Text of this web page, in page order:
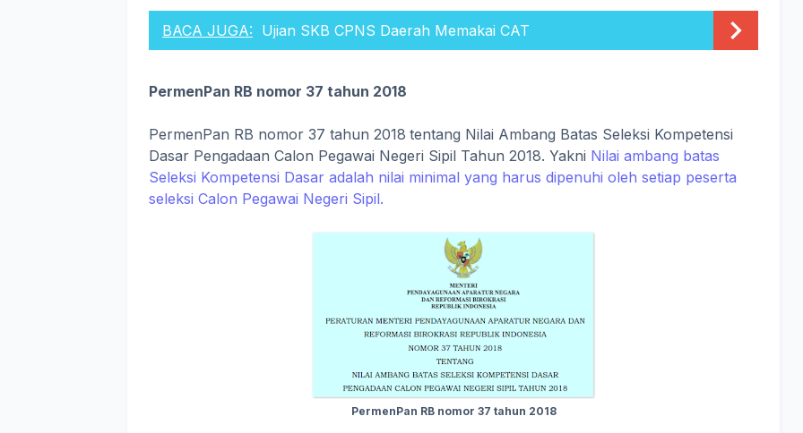
BACA JUGA: Ujian SKB CPNS Daerah Memakai CAT
PermenPan RB nomor 37 tahun 2018
PermenPan RB nomor 37 tahun 2018 tentang Nilai Ambang Batas Seleksi Kompetensi
Dasar Pengadaan Calon Pegawai Negeri Sipil Tahun 2018. Yakni Nilai ambang batas
Seleksi Kompetensi Dasar adalah nilai minimal yang harus dipenuhi oleh setiap peserta
seleksi Calon Pegawai Negeri Sipil.
PermenPan RB nomor 37 tahun 2018